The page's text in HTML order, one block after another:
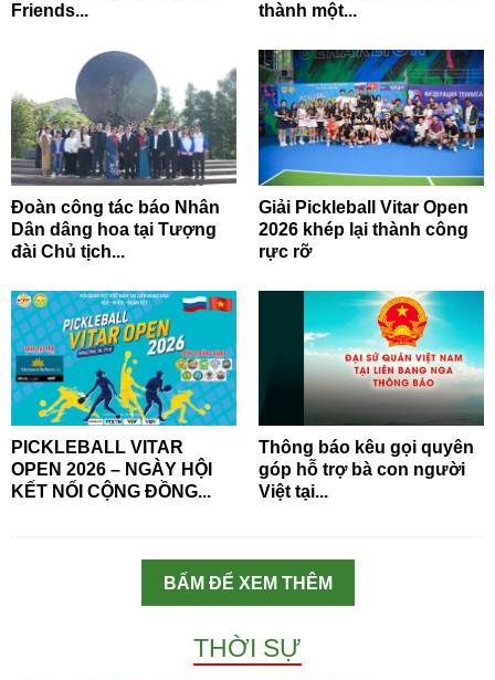
Friends...
thành một...
Đoàn công tác báo Nhân
Dân dâng hoa tại Tượng
đài Chủ tịch...
Giải Pickleball Vitar Open
2026 khép lại thành công
rực rỡ
PICKLEBALL VITAR
OPEN 2026 – NGÀY HỘI
KẾT NỐI CỘNG ĐỒNG...
Thông báo kêu gọi quyên
góp hỗ trợ bà con người
Việt tại...
BẤM ĐỂ XEM THÊM
THỜI SỰ